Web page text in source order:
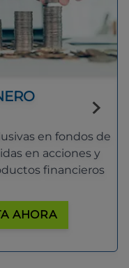
en fondos de
en acciones y
financieros
AHORA